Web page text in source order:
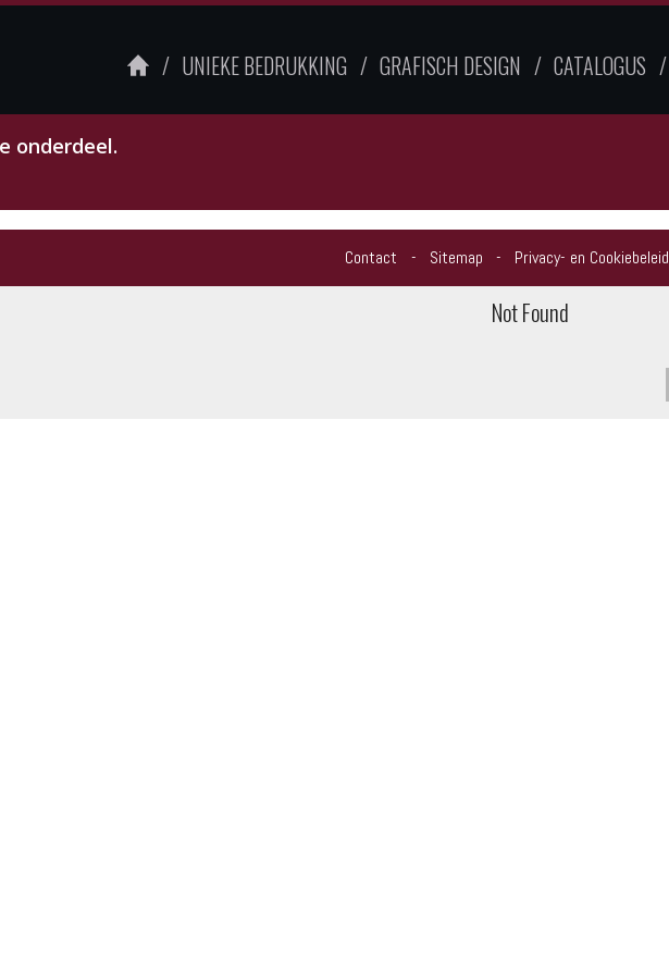
UNIEKE BEDRUKKING GRAFISCH DESIGN CATALOGUS
onderdeel.
Contact Sitemap Privacy- en Cookiebeleid
Not Found